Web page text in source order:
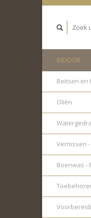
INDOOR
Beitsen en
Oliën
Vernissen
Boenwas -